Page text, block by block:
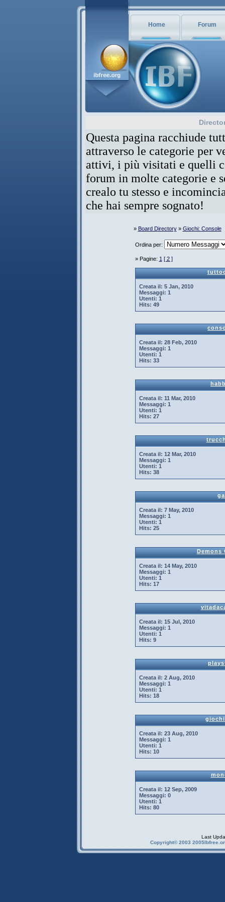
Home Forum
Questa pagina racchiude
attraverso le categorie per
attivi, i più visitati e quelli
forum in molte categorie e
crealo tu stesso e
che hai sempre sognato!
» Board Directory» Giochi: Console
Ordina per:
» Pagine: 1 [ 2 ]
Creata il: 5 Jan, 2010
Messaggi: 1
Utenti: 1
Hits: 49
Creata il: 28 Feb, 2010
Messaggi: 1
Utenti: 1
Hits: 33
Creata il: 11 Mar, 2010
Messaggi: 1
Utenti: 1
Hits: 27
Creata il: 12 Mar, 2010
Messaggi: 1
Utenti: 1
Hits: 38
Creata il: 7 May, 2010
Messaggi: 1
Utenti: 1
Hits: 25
Demons
Creata il: 14 May, 2010
Messaggi: 1
Utenti: 1
Hits: 17
Creata il: 15 Jul, 2010
Messaggi: 1
Utenti: 1
Hits: 9
Creata il: 2 Aug, 2010
Messaggi: 1
Utenti: 1
Hits: 18
Creata il: 23 Aug, 2010
Messaggi: 1
Utenti: 1
Hits: 10
Creata il: 12 Sep, 2009
Messaggi: 0
Utenti: 1
Hits: 80
Last
Copyright© 2003